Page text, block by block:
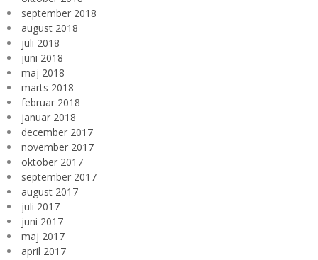
september 2018
august 2018
juli 2018
juni 2018
maj 2018
marts 2018
februar 2018
januar 2018
december 2017
november 2017
oktober 2017
september 2017
august 2017
juli 2017
juni 2017
maj 2017
april 2017